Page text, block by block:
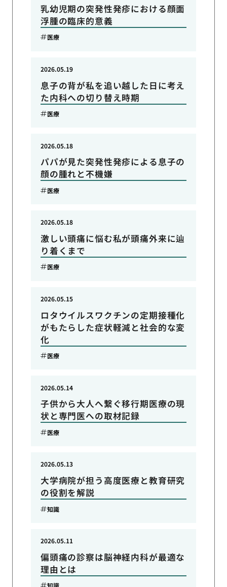
乳幼児期の突発性発疹における顔面
浮腫の臨床的意義
医療
息子の背が私を追い越した日に考え
た内科への切り替え時期
2026.05.19
医療
パパが見た突発性発疹による息子の
顔の腫れと不機嫌
2026.05.18
医療
激しい頭痛に悩む私が頭痛外来に辿
り着くまで
2026.05.18
医療
ロタウイルスワクチンの定期接種化
がもたらした症状軽減と社会的な変
化
2026.05.15
医療
子供から大人へ繋ぐ移行期医療の現
状と専門医への取材記録
2026.05.14
医療
大学病院が担う高度医療と教育研究
の役割を解説
2026.05.13
知識
偏頭痛の診察は脳神経内科が最適な
理由とは
2026.05.11